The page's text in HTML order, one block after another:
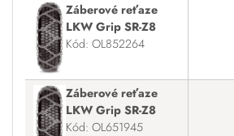
Záberové reťaze
LKW Grip SR-Z8
Kód: OL852264
Záberové reťaze
LKW Grip SR-Z8
Kód: OL651945